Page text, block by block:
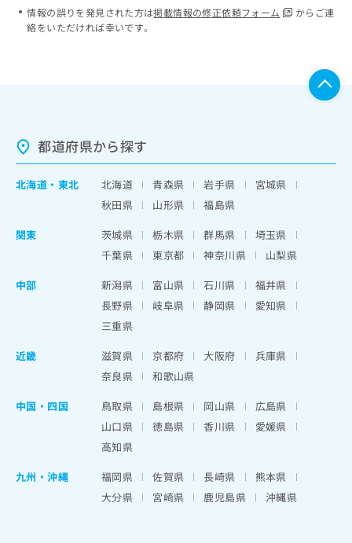
情報の誤りを発見された方は掲載情報の修正依頼フォーム
からご連
絡をいただければ幸いです。
都道府県から探す
北海道 ・ 東北 北海道 青森県 岩手県
宮城県
秋田県
山形県
福島県
関東
茨城県 栃木県 群馬県
埼玉県
千葉県
東京都 神奈川県
山梨県
中部
新潟県 富山県 石川県
福井県
長野県
岐阜県 静岡県
愛知県
三重県
近畿
滋賀県 京都府 大阪府
兵庫県
奈良県
和歌山県
中国・四国
鳥取県 島根県 岡山県
広島県
山口県
徳島県 香川県
愛媛県
高知県
九州・沖縄
福岡県 佐賀県 長崎県
熊本県
大分県
宮崎県 鹿児島県 沖縄県